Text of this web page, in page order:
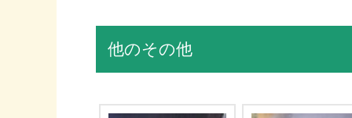
他のその他